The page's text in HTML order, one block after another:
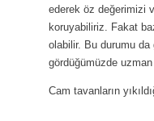
ederek öz değerimizi
koruyabiliriz. Fakat
olabilir. Bu durumu da
gördüğümüzde uzman
Cam tavanların